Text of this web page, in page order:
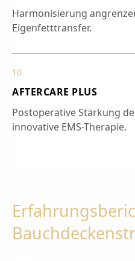
Harmonisierung
Eigenfetttransfer.
10
AFTERCARE PLUS
Postoperative Stärkung
innovative EMS-Therapie.